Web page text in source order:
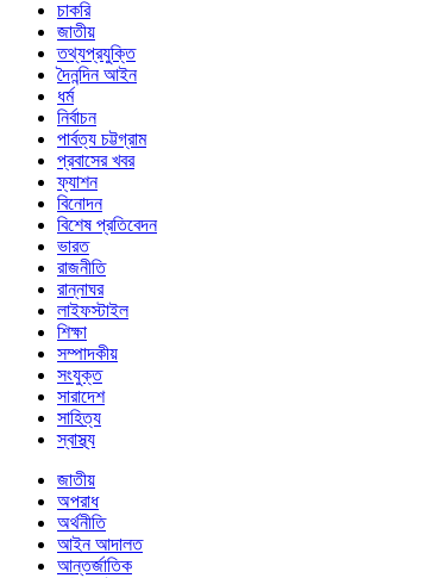
চাকরি
জাতীয়
তথ্যপ্রযুক্তি
দৈনন্দিন আইন
ধর্ম
নির্বাচন
পার্বত্য চট্টগ্রাম
প্রবাসের খবর
ফ্যাশন
বিনোদন
বিশেষ প্রতিবেদন
ভারত
রাজনীতি
রান্নাঘর
লাইফস্টাইল
শিক্ষা
সম্পাদকীয়
সংযুক্ত
সারাদেশ
সাহিত্য
স্বাস্থ্য
জাতীয়
অপরাধ
অর্থনীতি
আইন আদালত
আন্তর্জাতিক